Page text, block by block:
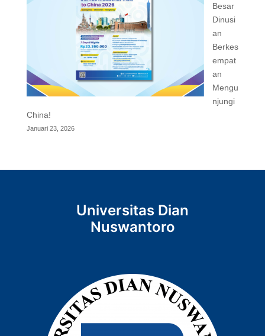
Besar
Dinusi
an
Berkes
empat
an
Mengu
njungi
China!
Januari 23, 2026
Universitas Dian
Nuswantoro